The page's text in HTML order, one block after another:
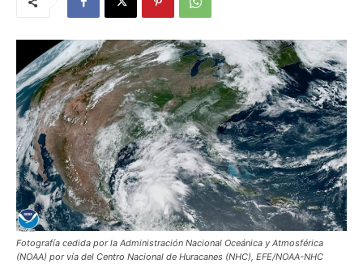
Fotografía cedida por la Administración Nacional Oceánica y Atmosférica
(NOAA) por vía del Centro Nacional de Huracanes (NHC), EFE/NOAA-NHC